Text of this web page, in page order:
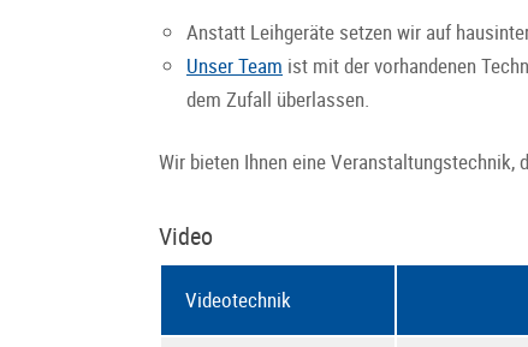
Anstatt Leihgeräte setzen wir auf
Unser Team ist mit der vorhandenen
dem Zufall überlassen.
Wir bieten Ihnen eine Veranstaltungstechnik,
Video
Videotechnik